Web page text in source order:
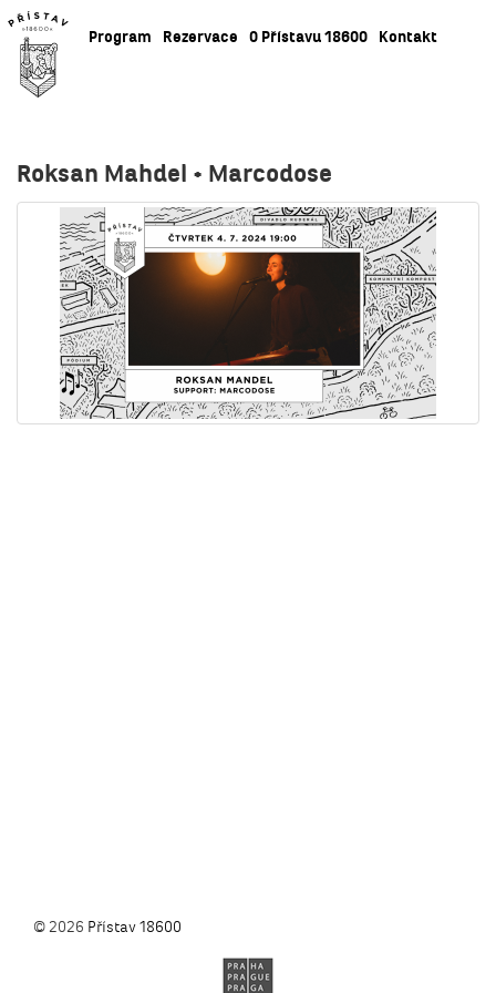
Program Rezervace O Přístavu 18600 Kontakt
Roksan Mahdel + Marcodose
© 2026 Přístav 18600